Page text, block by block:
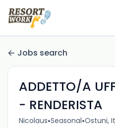
Jobs search
ADDETTO/A
- RENDERISTA
Nicolaus•Seasonal•Ostuni,